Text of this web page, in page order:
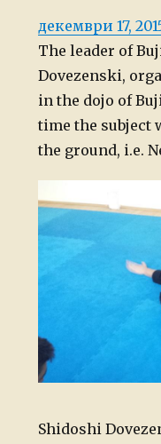
Posted
on
декември 17,
The leader of
Dovezenski,
in the dojo of
time the subject
the ground, i.e.
Shidoshi